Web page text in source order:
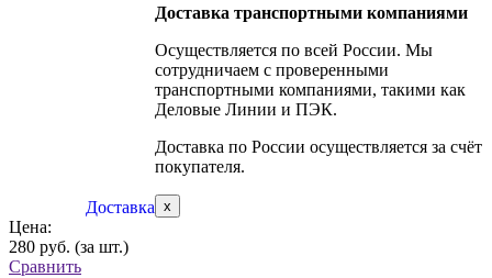
Доставка
Доставка транспортными компаниями
Осуществляется по всей России. Мы
сотрудничаем с проверенными
транспортными компаниями, такими как
Деловые Линии и ПЭК.
Доставка по России осуществляется за счёт
покупателя.
x
Цена:
280 руб. (за шт.)
Сравнить